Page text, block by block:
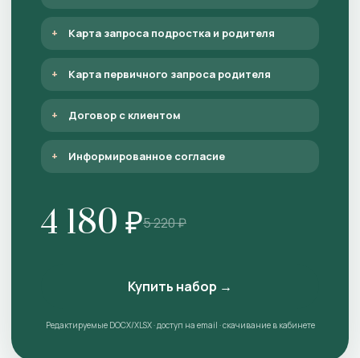
Карта запроса подростка и родителя
Карта первичного запроса родителя
Договор с клиентом
Информированное согласие
4 180 ₽5 220 ₽
Купить набор →
Редактируемые DOCX/XLSX · доступ на email · скачивание в кабинете